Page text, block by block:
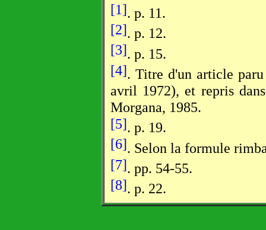
[1]. p. 11.
[2]. p. 12.
[3]. p. 15.
[4]. Titre d'un article
avril 1972), et repris
Morgana, 1985.
[5]. p. 19.
[6]. Selon la formule
[7]. pp. 54-55.
[8]. p. 22.